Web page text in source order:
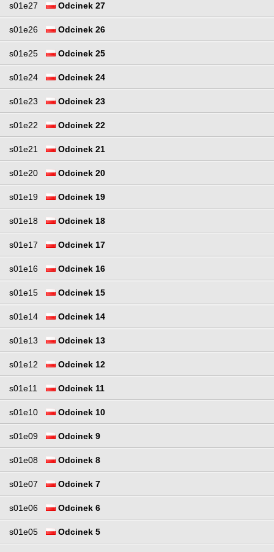
s01e27 Odcinek 27
s01e26 Odcinek 26
s01e25 Odcinek 25
s01e24 Odcinek 24
s01e23 Odcinek 23
s01e22 Odcinek 22
s01e21 Odcinek 21
s01e20 Odcinek 20
s01e19 Odcinek 19
s01e18 Odcinek 18
s01e17 Odcinek 17
s01e16 Odcinek 16
s01e15 Odcinek 15
s01e14 Odcinek 14
s01e13 Odcinek 13
s01e12 Odcinek 12
s01e11 Odcinek 11
s01e10 Odcinek 10
s01e09 Odcinek 9
s01e08 Odcinek 8
s01e07 Odcinek 7
s01e06 Odcinek 6
s01e05 Odcinek 5